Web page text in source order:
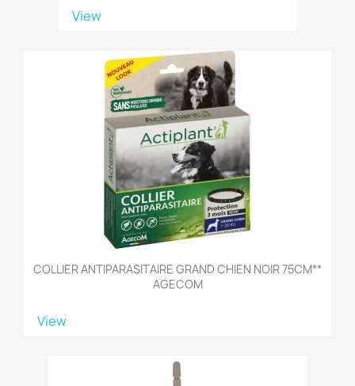
View
COLLIER ANTIPARASITAIRE GRAND CHIEN NOIR 75CM**
AGECOM
View